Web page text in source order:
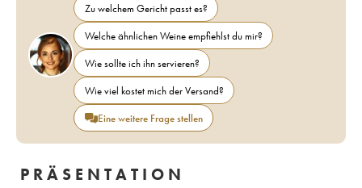
Zu welchem Gericht passt es?
Welche ähnlichen Weine empfiehlst du mir?
Wie sollte ich ihn servieren?
Wie viel kostet mich der Versand?
Eine weitere Frage stellen
PRÄSENTATION